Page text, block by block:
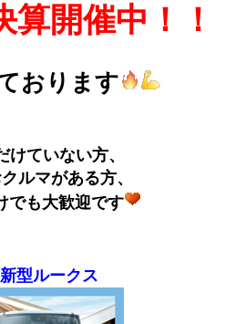
算開催中！！
おります
ていない方、
ルマがある方、
でも大歓迎です
新型ルークス